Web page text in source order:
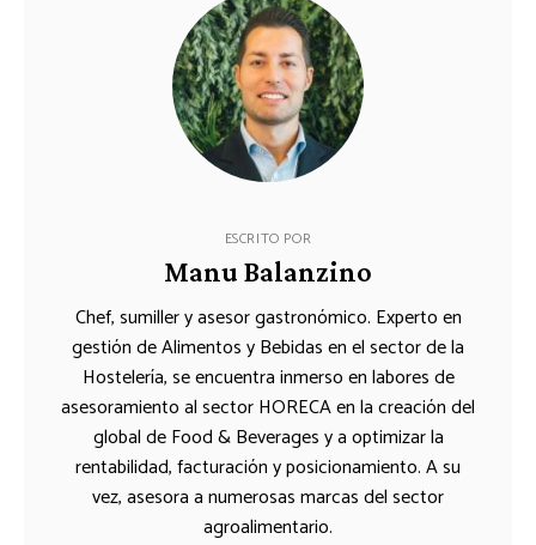
ESCRITO POR
Manu Balanzino
Chef, sumiller y asesor gastronómico. Experto en
gestión de Alimentos y Bebidas en el sector de la
Hostelería, se encuentra inmerso en labores de
asesoramiento al sector HORECA en la creación del
global de Food & Beverages y a optimizar la
rentabilidad, facturación y posicionamiento. A su
vez, asesora a numerosas marcas del sector
agroalimentario.